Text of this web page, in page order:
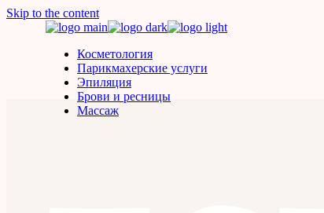
Skip to the content
Косметология
Парикмахерские услуги
Эпиляция
Брови и ресницы
Maccaж